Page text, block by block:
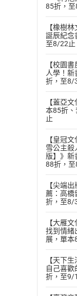
85折，
【橡樹
誕辰紀念
至8/22止
【校園
人學！新
折，至8/
【蓋亞
本85折
止
【皇冠
雪公主殺
版】》新
88折，
【尖端
薦：高橋
折，至8/
【大雁
找到情緒
展，單
【天下
自己喜
折，至9/